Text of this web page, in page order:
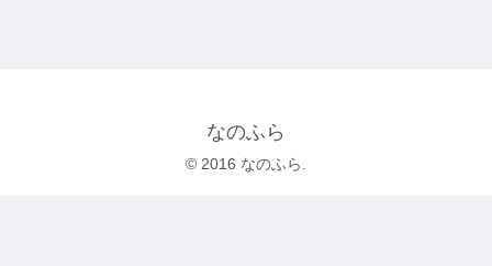
なのふら
© 2016 なのふら.